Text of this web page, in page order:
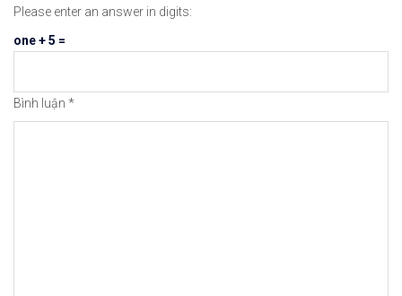
Please enter an answer in digits:
one + 5 =
Bình luận *